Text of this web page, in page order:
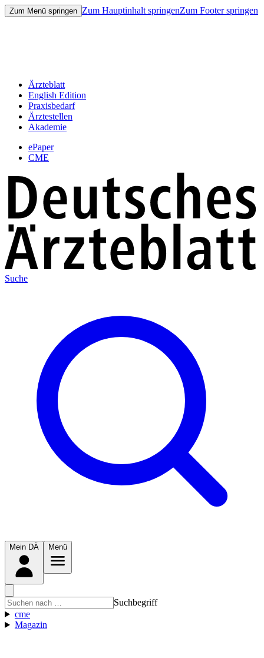
Zum Menü springen Zum Hauptinhalt springenZum Footer springen
Ärzteblatt
English Edition
Praxisbedarf
Ärztestellen
Akademie
ePaper
CME
Suche
Mein DÄ Menü
Suchbegriff
cme
Magazin